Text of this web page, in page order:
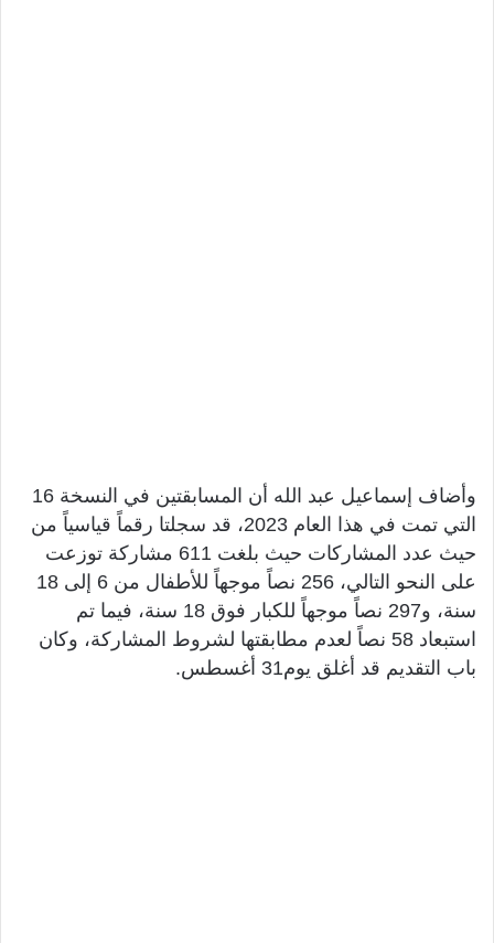
وأضاف إسماعيل عبد الله أن المسابقتين في النسخة 16
التي تمت في هذا العام 2023، قد سجلتا رقماً قياسياً من
حيث عدد المشاركات حيث بلغت 611 مشاركة توزعت
على النحو التالي، 256 نصاً موجهاً للأطفال من 6 إلى 18
سنة، و297 نصاً موجهاً للكبار فوق 18 سنة، فيما تم
استبعاد 58 نصاً لعدم مطابقتها لشروط المشاركة، وكان
باب التقديم قد أغلق يوم31 أغسطس.